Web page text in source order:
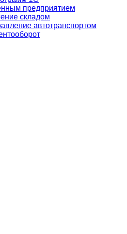
предприятием
складом
автотранспортом